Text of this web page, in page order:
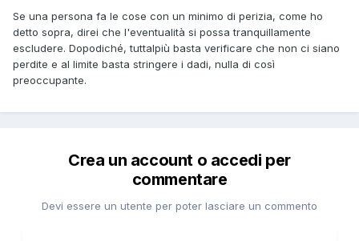
Se una persona fa le cose con un minimo di perizia, come ho
detto sopra, direi che l'eventualità si possa tranquillamente
escludere. Dopodiché, tuttalpiù basta verificare che non ci siano
perdite e al limite basta stringere i dadi, nulla di così
preoccupante.
Crea un account o accedi per
commentare
Devi essere un utente per poter lasciare un commento